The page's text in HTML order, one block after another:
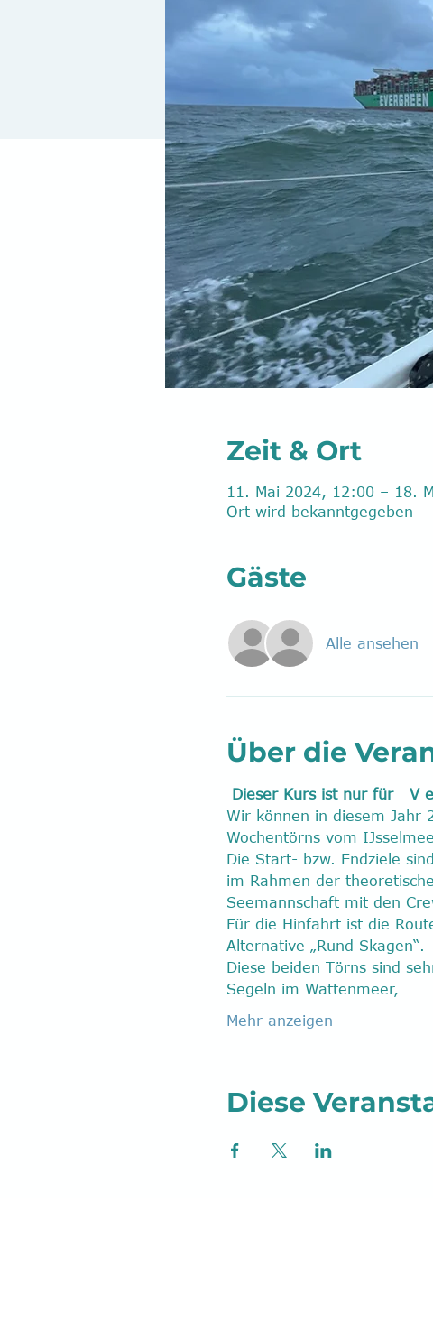
Zeit & Ort
11. Mai 2024, 12:00 – 18.
Ort wird bekanntgegeben
Gäste
Alle ansehen
Über die
Dieser Kurs ist nur für   V
Wir können in diesem Jahr
Wochentörns vom
Die Start- bzw. Endziele
im Rahmen der
Seemannschaft mit den
Für die Hinfahrt ist die
Alternative „Rund Skagen“.
Diese beiden Törns sind
Segeln im Wattenmeer,
Mehr anzeigen
Diese